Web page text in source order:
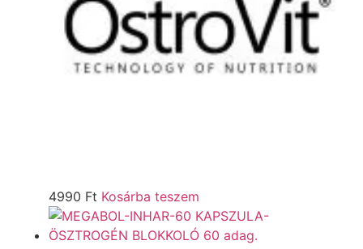
4990 Ft Kosárba teszem